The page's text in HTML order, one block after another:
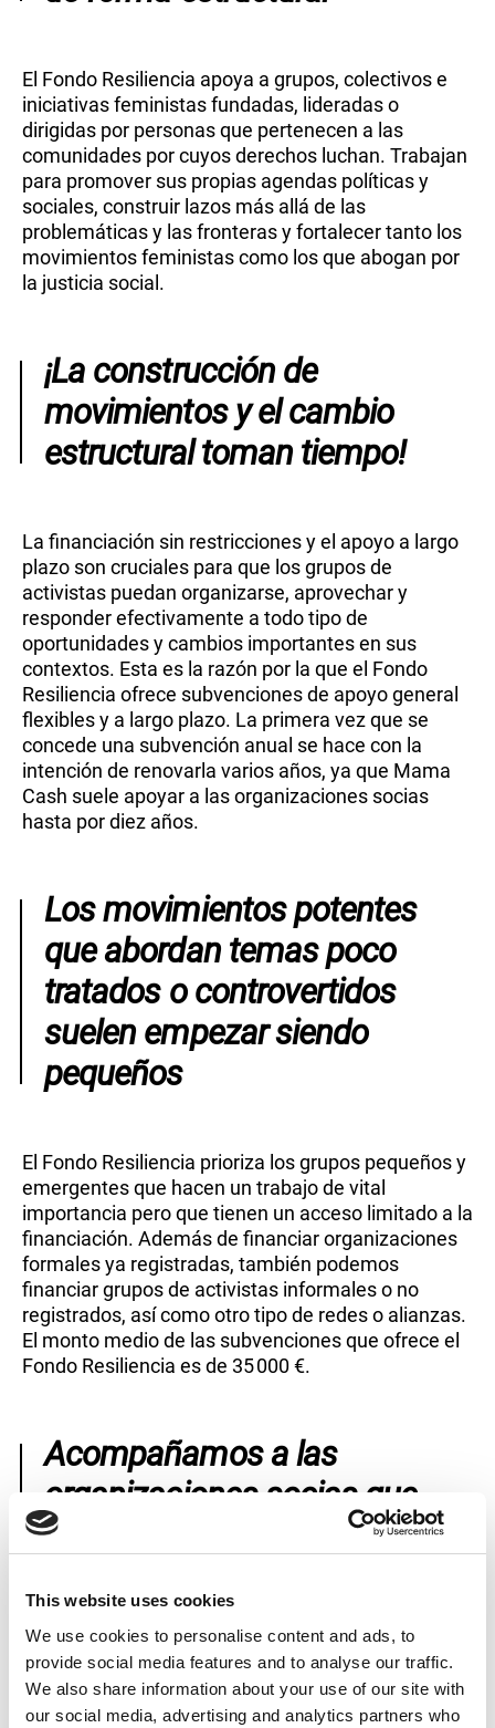
This website uses cookies
We use cookies to personalise content and ads, to
provide social media features and to analyse our traffic.
We also share information about your use of our site with
our social media, advertising and analytics partners who
El Fondo Resiliencia apoya a grupos, colectivos e
iniciativas feministas fundadas, lideradas o
dirigidas por personas que pertenecen a las
comunidades por cuyos derechos luchan. Trabajan
para promover sus propias agendas políticas y
sociales, construir lazos más allá de las
problemáticas y las fronteras y fortalecer tanto los
movimientos feministas como los que abogan por
la justicia social.
¡La construcción de
movimientos y el cambio
estructural toman tiempo!
La financiación sin restricciones y el apoyo a largo
plazo son cruciales para que los grupos de
activistas puedan organizarse, aprovechar y
responder efectivamente a todo tipo de
oportunidades y cambios importantes en sus
contextos. Esta es la razón por la que el Fondo
Resiliencia ofrece subvenciones de apoyo general
flexibles y a largo plazo. La primera vez que se
concede una subvención anual se hace con la
intención de renovarla varios años, ya que Mama
Cash suele apoyar a las organizaciones socias
hasta por diez años.
Los movimientos potentes
que abordan temas poco
tratados o controvertidos
suelen empezar siendo
pequeños
El Fondo Resiliencia prioriza los grupos pequeños y
emergentes que hacen un trabajo de vital
importancia pero que tienen un acceso limitado a la
financiación. Además de financiar organizaciones
formales ya registradas, también podemos
financiar grupos de activistas informales o no
registrados, así como otro tipo de redes o alianzas.
El monto medio de las subvenciones que ofrece el
Fondo Resiliencia es de 35 000 €.
Acompañamos a las
organizaciones socias que
reciben una subvención para
necesario para cumplir su
objetivo